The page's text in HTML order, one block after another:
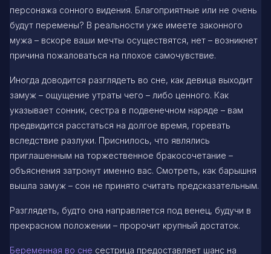
персонажа сонного видения. Благоприятные или не очень
будут перемены? В реальности уже имеете законного
мужа – вскоре ваши мечты осуществятся, нет – возникнет
причина пожаловаться на плохое самочувствие.
Иногда доводится разглядеть во сне, как девица выходит
замуж – ощущение утраты чего – либо ценного. Как
указывает сонник, сестра в подвенечном наряде – вам
предвидится расстаться на долгое время, горевать
вследствие разлуки. Приснилось, что являлись
приглашенным на торжественное бракосочетание –
объяснения затронут именно вас. Смотреть, как барышня
вышла замуж – сон не принято считать предсказательным.
Разглядеть, будто она направляется под венец, будучи в
прекрасном положении – пророчит крупный достаток.
Беременная во сне сестрица предоставляет шанс на